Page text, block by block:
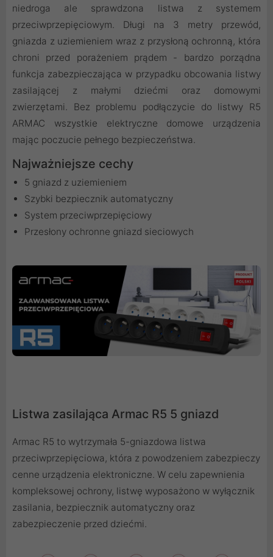
niedroga ale sprawdzona listwa z systemem
przeciwprzepięciowym. Długi na 3 metry przewód,
gniazda z uziemieniem wraz z przysłoną ochronną, która
chroni przed porażeniem prądem - bardzo porządna
funkcja zabezpieczająca w przypadku obcowania listwy
zasilającej z małymi dziećmi oraz domowymi
zwierzętami. Bez problemu podłączycie do listwy R5
ARMAC wszystkie elektryczne domowe urządzenia
mając poczucie pełnego bezpieczeństwa.
Najważniejsze cechy
5 gniazd z uziemieniem
Szybki bezpiecznik automatyczny
System przeciwprzepięciowy
Przesłony ochronne gniazd sieciowych
Listwa zasilająca Armac R5 5 gniazd
Armac R5 to wytrzymała 5-gniazdowa listwa
przeciwprzepięciowa, która z powodzeniem zabezpieczy
cenne urządzenia elektroniczne. W celu zapewnienia
kompleksowej ochrony, listwę wyposażono w wyłącznik
zasilania, bezpiecznik automatyczny oraz
zabezpieczenie przed dziećmi.